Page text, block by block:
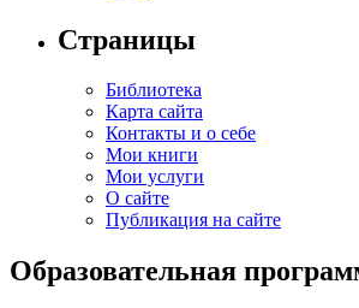
Страницы
Библиотека
Карта сайта
Контакты и о себе
Мои книги
Мои услуги
О сайте
Публикация на сайте
Образовательная